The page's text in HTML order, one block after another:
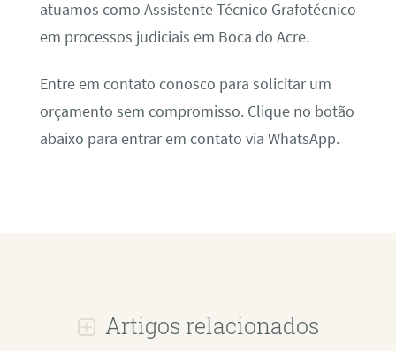
atuamos como Assistente Técnico Grafotécnico
em processos judiciais em Boca do Acre.
Entre em contato conosco para solicitar um
orçamento sem compromisso. Clique no botão
abaixo para entrar em contato via WhatsApp.
Artigos relacionados